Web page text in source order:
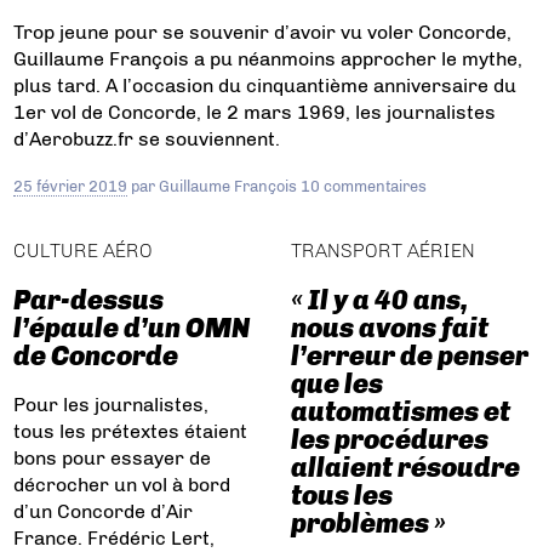
Trop jeune pour se souvenir d’avoir vu voler Concorde,
Guillaume François a pu néanmoins approcher le mythe,
plus tard. A l’occasion du cinquantième anniversaire du
1er vol de Concorde, le 2 mars 1969, les journalistes
d’Aerobuzz.fr se souviennent.
25 février 2019 parGuillaume François 10 commentaires
CULTURE AÉRO
Par-dessus
l’épaule d’un OMN
de Concorde
Pour les journalistes,
tous les prétextes étaient
bons pour essayer de
décrocher un vol à bord
d’un Concorde d’Air
France. Frédéric Lert,
TRANSPORT AÉRIEN
« Il y a 40 ans,
nous avons fait
l’erreur de penser
que les
automatismes et
les procédures
allaient résoudre
tous les
problèmes »